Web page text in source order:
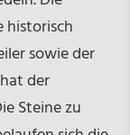
historisch
sowie der
der
Steine zu